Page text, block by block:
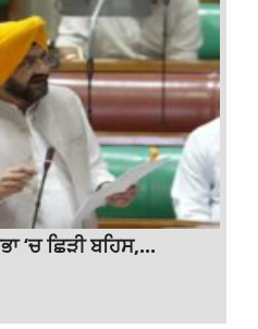
‘ਚ ਛਿੜੀ ਬਹਿਸ,...